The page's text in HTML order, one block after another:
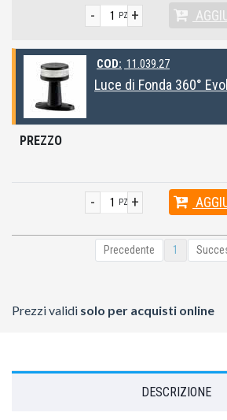
+
- PZ
COD: 11.039.27
Luce di Fonda 360°
+
- PZ
Precedente 1
Prezzi validi solo per acquisti online
DESCRIZIONE